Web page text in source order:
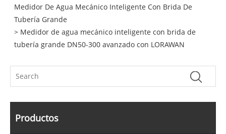
Medidor De Agua Mecánico Inteligente Con Brida De
Tubería Grande
> Medidor de agua mecánico inteligente con brida de
tubería grande DN50-300 avanzado con LORAWAN
Productos